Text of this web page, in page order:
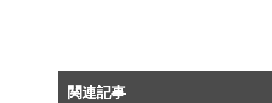
関連記事